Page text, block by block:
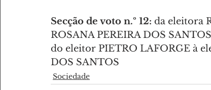
Secção de voto n.º 12: da eleitora
ROSANA PEREIRA DOS SANTOS
do eleitor PIETRO LAFORGE à
DOS SANTOS
Sociedade